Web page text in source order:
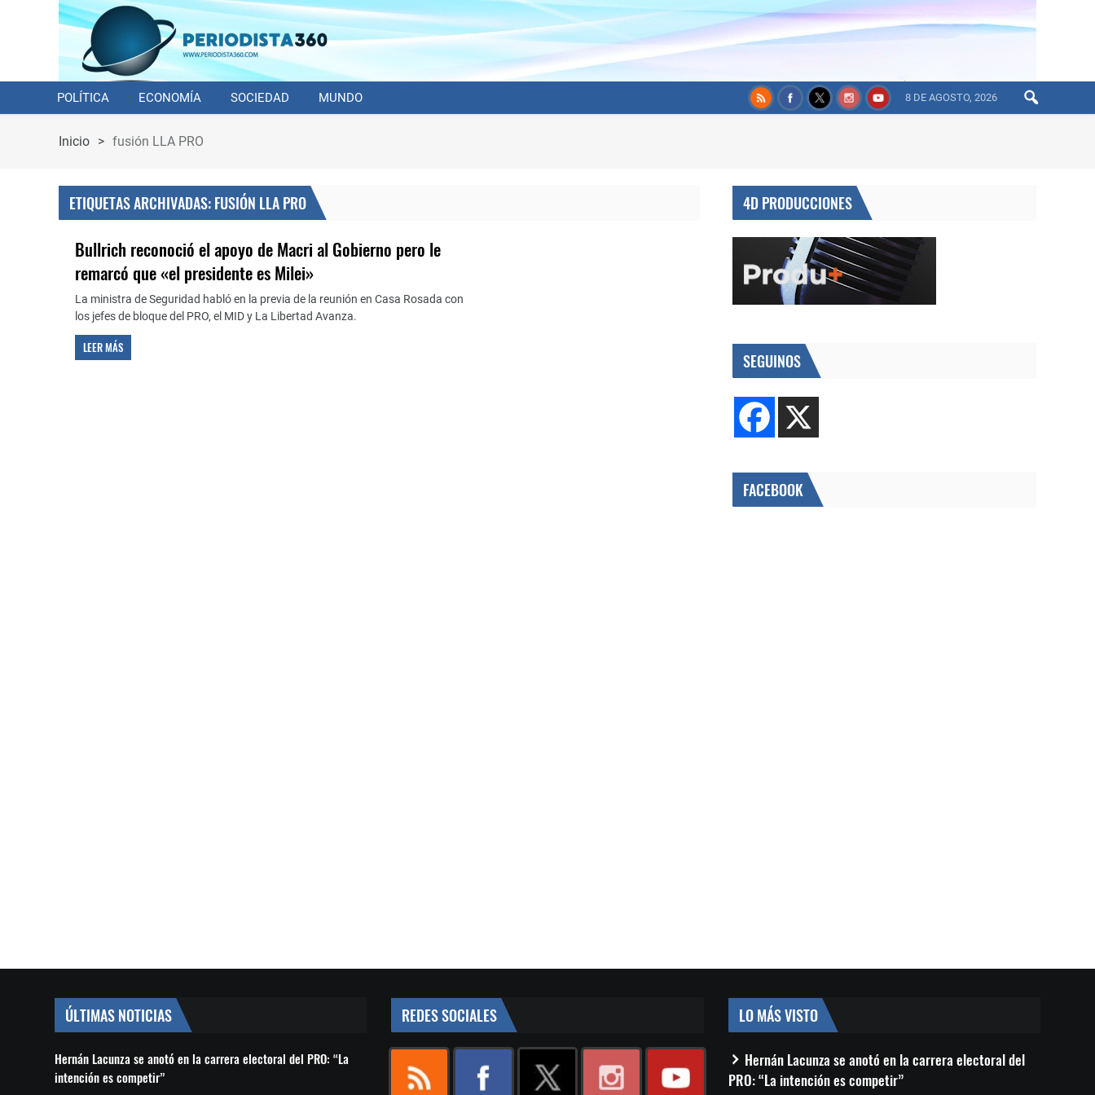
POLÍTICA ECONOMÍA SOCIEDAD MUNDO 8 DE AGOSTO, 2026
Inicio > fusión LLA PRO
ETIQUETAS ARCHIVADAS: FUSIÓN LLA PRO
Bullrich reconoció el apoyo de Macri al Gobierno pero le
remarcó que «el presidente es Milei»
La ministra de Seguridad habló en la previa de la reunión en Casa Rosada con
los jefes de bloque del PRO, el MID y La Libertad Avanza.
LEER MÁS
4D PRODUCCIONES
SEGUINOS
FACEBOOK
ÚLTIMAS NOTICIAS
Hernán Lacunza se anotó en la carrera electoral del PRO: “La
intención es competir”
REDES SOCIALES LO MÁS VISTO
Hernán Lacunza se anotó en la carrera electoral del
PRO: “La intención es competir”